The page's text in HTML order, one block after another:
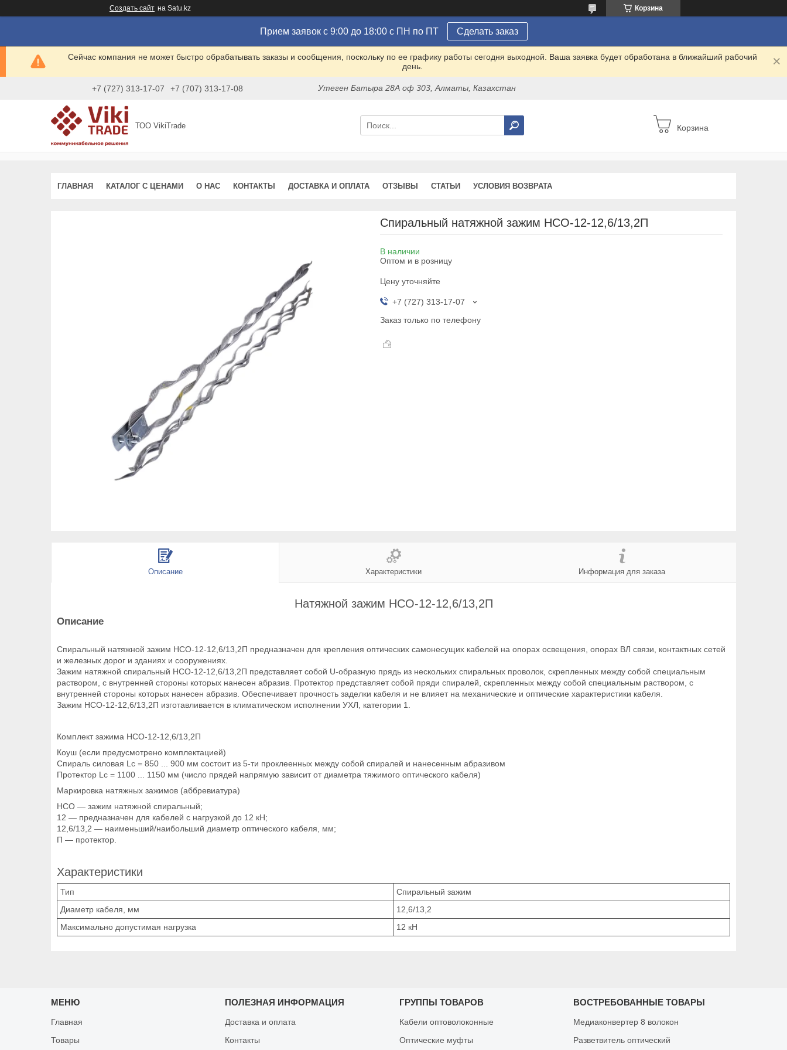
Создать сайт на Satu.kz Корзина
Прием заявок с 9:00 до 18:00 с ПН по ПТ Сделать заказ
Сейчас компания не может быстро обрабатывать заказы и сообщения, поскольку по ее графику работы сегодня выходной. Ваша заявка будет обработана в ближайший рабочий
день.
+7 (727) 313-17-07 +7 (707) 313-17-08 Утеген Батыра 28А оф 303, Алматы, Казахстан
ТОО VikiTrade Корзина
ГЛАВНАЯ КАТАЛОГ С ЦЕНАМИ О НАС КОНТАКТЫ ДОСТАВКА И ОПЛАТА ОТЗЫВЫ СТАТЬИ УСЛОВИЯ ВОЗВРАТА
Спиральный натяжной зажим НСО-12-12,6/13,2П
В наличии
Оптом и в розницу
Цену уточняйте
+7 (727) 313-17-07
Заказ только по телефону
Описание Характеристики Информация для заказа
Натяжной зажим НСО-12-12,6/13,2П
Описание
Спиральный натяжной зажим НСО-12-12,6/13,2П предназначен для крепления оптических самонесущих кабелей на опорах освещения, опорах ВЛ связи, контактных сетей
и железных дорог и зданиях и сооружениях.
Зажим натяжной спиральный НСО-12-12,6/13,2П представляет собой U-образную прядь из нескольких спиральных проволок, скрепленных между собой специальным
раствором, с внутренней стороны которых нанесен абразив. Протектор представляет собой пряди спиралей, скрепленных между собой специальным раствором, с
внутренней стороны которых нанесен абразив. Обеспечивает прочность заделки кабеля и не влияет на механические и оптические характеристики кабеля.
Зажим НСО-12-12,6/13,2П изготавливается в климатическом исполнении УХЛ, категории 1.
Комплект зажима НСО-12-12,6/13,2П
Коуш (если предусмотрено комплектацией)
Спираль силовая Lc = 850 ... 900 мм состоит из 5-ти проклеенных между собой спиралей и нанесенным абразивом
Протектор Lc = 1100 ... 1150 мм (число прядей напрямую зависит от диаметра тяжимого оптического кабеля)
Маркировка натяжных зажимов (аббревиатура)
НСО — зажим натяжной спиральный;
12 — предназначен для кабелей с нагрузкой до 12 кН;
12,6/13,2 — наименьший/наибольший диаметр оптического кабеля, мм;
П — протектор.
Характеристики
Тип
Спиральный зажим
Диаметр кабеля, мм
12,6/13,2
Максимально допустимая нагрузка
12 кН
МЕНЮ
Главная
Товары
ПОЛЕЗНАЯ ИНФОРМАЦИЯ
Доставка и оплата
Контакты
ГРУППЫ ТОВАРОВ
Кабели оптоволоконные
Оптические муфты
ВОСТРЕБОВАННЫЕ ТОВАРЫ
Медиаконвертер 8 волокон
Разветвитель оптический